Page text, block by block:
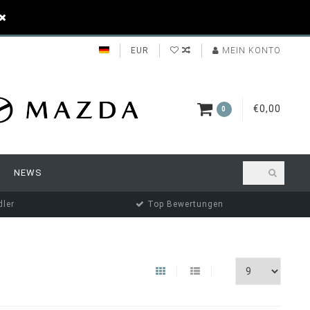
EUR MEIN KONTO
0 €0,00
NEWS
Top Bewertungen